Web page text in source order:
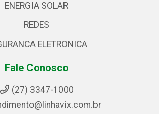
ENERGIA SOLAR
REDES
ELETRONICA
Fale Conosco
(27) 3347-1000